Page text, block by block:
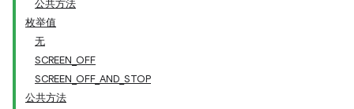
公共方法
枚举值
无
SCREEN_OFF
SCREEN_OFF_AND_STOP
公共方法